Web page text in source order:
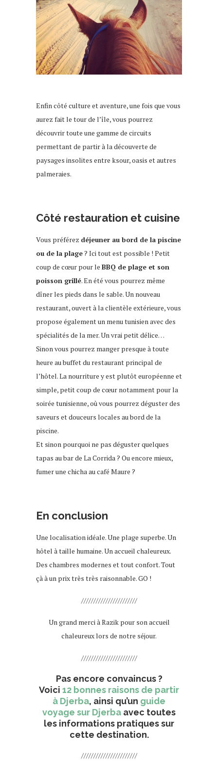
Enfin côté culture et aventure, une fois que vous
aurez fait le tour de l’île, vous pourrez
découvrir toute une gamme de circuits
permettant de partir à la découverte de
paysages insolites entre ksour, oasis et autres
palmeraies.
Côté restauration et cuisine
Vous préférez déjeuner au bord de la piscine
ou de la plage? Ici tout est possible ! Petit
coup de cœur pour le BBQ de plage et son
poisson grillé. En été vous pourrez même
dîner les pieds dans le sable. Un nouveau
restaurant, ouvert à la clientèle extérieure, vous
propose également un menu tunisien avec des
spécialités de la mer. Un vrai petit délice…
Sinon vous pourrez manger presque à toute
heure au buffet du restaurant principal de
l’hôtel. La nourriture y est plutôt européenne et
simple, petit coup de cœur notamment pour la
soirée tunisienne, où vous pourrez déguster des
saveurs et douceurs locales au bord de la
piscine.
Et sinon pourquoi ne pas déguster quelques
tapas au bar de La Corrida ? Ou encore mieux,
fumer une chicha au café Maure ?
En conclusion
Une localisation idéale. Une plage superbe. Un
hôtel à taille humaine. Un accueil chaleureux.
Des chambres modernes et tout confort. Tout
çà à un prix très très raisonnable. GO !
///////////////////////
Un grand merci à Razik pour son accueil
chaleureux lors de notre séjour.
///////////////////////
Pas encore convaincus ?
Voici 12 bonnes raisons de partir
à Djerba, ainsi qu’un guide
voyage sur Djerba avec toutes
les informations pratiques sur
cette destination.
///////////////////////